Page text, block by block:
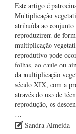
Este artigo é
Multiplicação
atribuída ao conjunto
reproduzirem de
multiplicação
reprodutivo pode
folhas, ao caule ou
da multiplicação
século XIX, com a
através do uso de
reprodução, os
…
Sandra Almeida